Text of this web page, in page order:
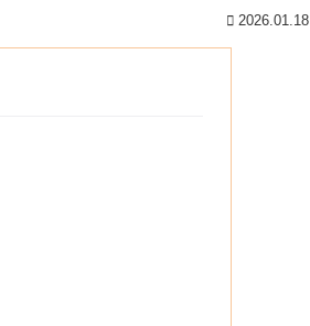
2026.01.18